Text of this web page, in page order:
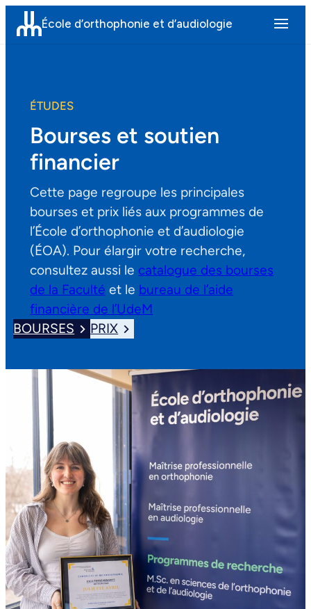
Aller
au
École d’orthophonie et d’audiologie
ÉTUDES
Bourses et soutien
financier
Cette page regroupe les principales
bourses et prix liés aux programmes de
l’École d’orthophonie et d’audiologie
(ÉOA). Pour élargir votre recherche,
consultez aussi le catalogue des bourses
de la Faculté et le bureau de l’aide
financière de l’UdeM
BOURSES
PRIX